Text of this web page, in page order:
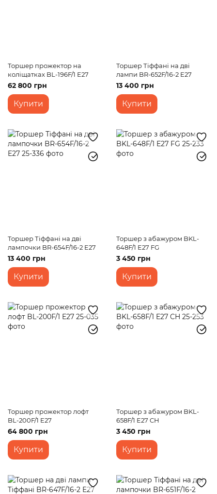
Торшер прожектор на
коліщатках BL-196F/1 E27
62 800 грн
Купити
Торшер Тіффані на дві
лампи BR-652F/16-2 E27
13 400 грн
Купити
Торшер Тіффані на дві
лампочки BR-654F/16-2 E27
13 400 грн
Купити
Торшер з абажуром BKL-
648F/1 E27 FG
3 450 грн
Купити
Торшер прожектор лофт
BL-200F/1 E27
64 800 грн
Купити
Торшер з абажуром BKL-
658F/1 E27 CH
3 450 грн
Купити